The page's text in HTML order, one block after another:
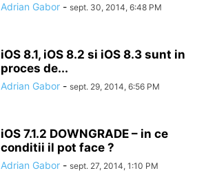
Adrian Gabor - sept. 30, 2014, 6:48 PM
iOS 8.1, iOS 8.2 si iOS 8.3 sunt in
proces de...
Adrian Gabor - sept. 29, 2014, 6:56 PM
iOS 7.1.2 DOWNGRADE – in ce
conditii il pot face ?
Adrian Gabor - sept. 27, 2014, 1:10 PM